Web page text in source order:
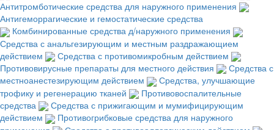
Антитромботические средства для наружного применения
Антигеморрагические и гемостатические средства
Комбинированные средства д/наружного применения
Средства с анальгезирующим и местным раздражающием
действием
Средства с противомикробным действием
Противовирусные препараты для местного действия
Средства с
местноанестезирующим действием
Средства, улучшающие
трофику и регенерацию тканей
Противовоспалительные
средства
Средства с прижигающим и мумифицирующим
действием
Противогрибковые средства для наружного